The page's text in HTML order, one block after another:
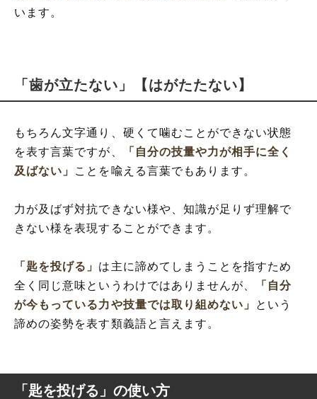
います。
「歯が立たない」【はがたたない】
もちろん文字通り、硬くて噛むことができない状態
を表す言葉ですが、
「自分の技量や力が相手に全く
及ばない」 ことを喩える言葉でもあります。
力が及ばず対抗できない様や、知識が足りず理解で
きない様を表現することができます。
「匙を投げる」 は主に諦めてしまうことを指すため
全く同じ意味というわけではありませんが、
「自分
が今もっている力や技量では取り組めない」 という
諦めの姿勢を表す類義語と言えます。
「匙を投げる」の使い方